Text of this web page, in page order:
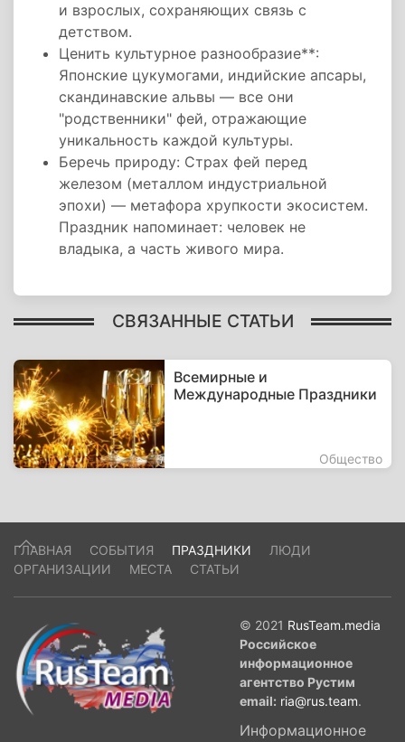
и взрослых, сохраняющих связь с
детством.
Ценить культурное разнообразие**:
Японские цукумогами, индийские апсары,
скандинавские альвы — все они
"родственники" фей, отражающие
уникальность каждой культуры.
Беречь природу: Страх фей перед
железом (металлом индустриальной
эпохи) — метафора хрупкости экосистем.
Праздник напоминает: человек не
владыка, а часть живого мира.
СВЯЗАННЫЕ СТАТЬИ
Всемирные и
Международные Праздники
Общество
ГЛАВНАЯ СОБЫТИЯ ПРАЗДНИКИ
ЛЮДИ
ОРГАНИЗАЦИИ
МЕСТА СТАТЬИ
© 2021 RusTeam.media
Российское
информационное
агентство Рустим
email: ria@rus.team.
Информационное